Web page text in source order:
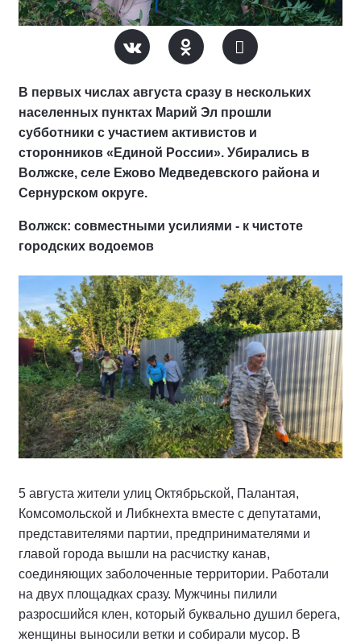
В первых числах августа сразу в нескольких
населенных пунктах Марий Эл прошли
субботники с участием активистов и
сторонников «Единой России». Убирались в
Волжске, селе Ежово Медведевского района и
Сернурском округе.
Волжск: совместными усилиями - к чистоте
городских водоемов
5 августа жители улиц Октябрьской, Палантая,
Комсомольской и Либкнехта вместе с депутатами,
представителями партии, предпринимателями и
главой города вышли на расчистку канав,
соединяющих заболоченные территории. Работали
на двух площадках сразу. Мужчины пилили
разросшийся клен, который буквально душил берега,
женщины выносили ветки и собирали мусор. В